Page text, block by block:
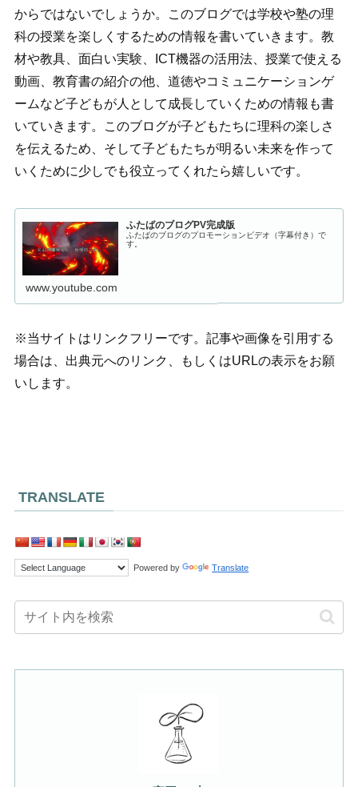
からではないでしょうか。このブログでは学校や塾の理
科の授業を楽しくするための情報を書いていきます。教
材や教具、面白い実験、ICT機器の活用法、授業で使える
動画、教育書の紹介の他、道徳やコミュニケーションゲ
ームなど子どもが人として成長していくための情報も書
いていきます。このブログが子どもたちに理科の楽しさ
を伝えるため、そして子どもたちが明るい未来を作って
いくために少しでも役立ってくれたら嬉しいです。
ふたばのブログPV完成版
ふたばのブログのプロモーションビデオ（字幕付き）で
す。
www.youtube.com
※当サイトはリンクフリーです。記事や画像を引用する
場合は、出典元へのリンク、もしくはURLの表示をお願
いします。
TRANSLATE
Powered by Translate